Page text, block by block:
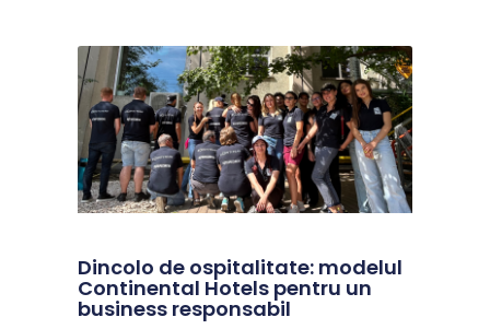
Dincolo de ospitalitate: modelul
Continental Hotels pentru un
business responsabil